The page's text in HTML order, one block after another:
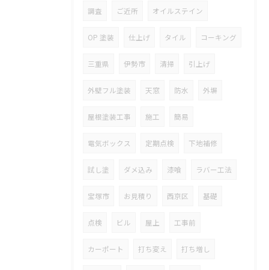
調査 ご近所 オイルステイン
OP 塗装 仕上げ タイル コーキング
三重県 伊勢市 清掃 引上げ
外壁フル塗装 天窓 防水 外塀
屋根塗装工事 施工 簡易
電気ボックス 定期点検 下地補修
試し塗 ダメ込み 漆喰 ラバー工法
宝塚市 お見積り 西京区 基礎
点検 ビル 屋上 工事前
カーポート 打ち変え 打ち増し